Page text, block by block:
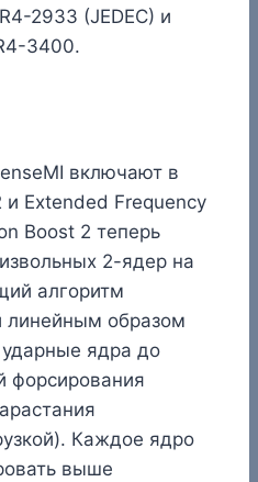
2933 (JEDEC) и
3400.
включают в
и Extended Frequency
Boost 2 теперь
2-ядер на
алгоритм
линейным образом
ядра до
форсирования
Каждое ядро
выше